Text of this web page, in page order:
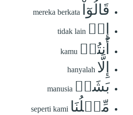
قَالُوٓاْ mereka berkata
إِنۡ tidak lain
أَنتُمۡ kamu
إِلَّا hanyalah
بَشَرٞ manusia
مِّثۡلُنَا seperti kami